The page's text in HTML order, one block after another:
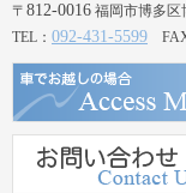
〒 812-0016 福岡市博多区
TEL： 092-431-5599